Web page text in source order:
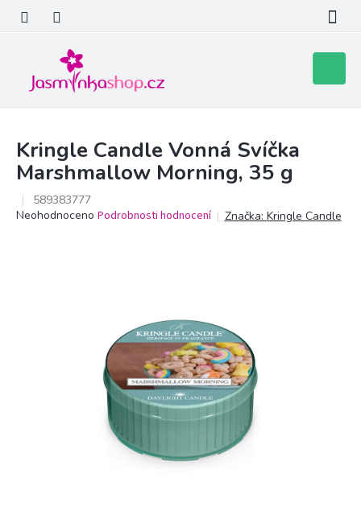
obsah
košík
Kringle Candle Vonná Svíčka
Marshmallow Morning, 35 g
589383777
Průměrné
Neohodnoceno Podrobnosti hodnocení Značka: Kringle Candle